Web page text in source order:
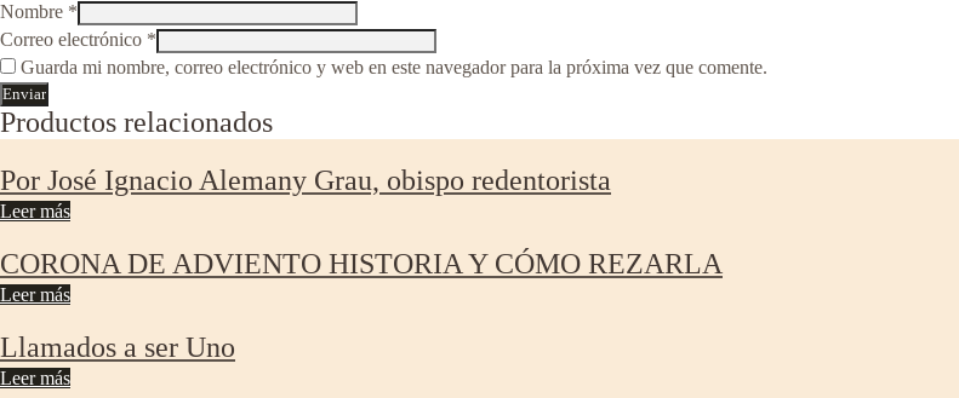
Nombre *
Correo electrónico *
Guarda mi nombre, correo electrónico y web en este navegador para la próxima vez que comente.
Productos relacionados
Por José Ignacio Alemany Grau, obispo redentorista
Leer más
CORONA DE ADVIENTO HISTORIA Y CÓMO REZARLA
Leer más
Llamados a ser Uno
Leer más